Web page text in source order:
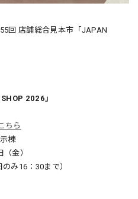
回 店舗総合見本市「JAPAN
2026」
ちら
棟
金）
み16：30まで）